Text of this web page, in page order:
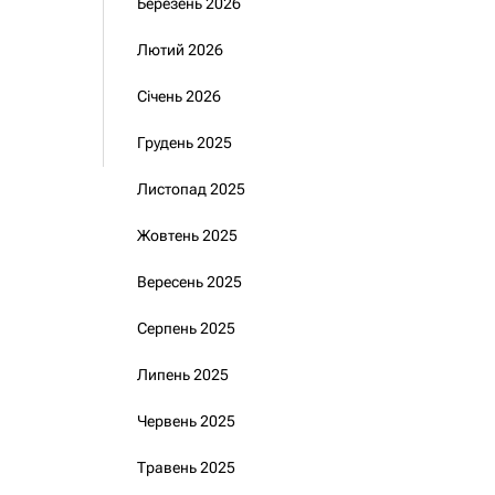
Лютий 2026
Січень 2026
Грудень 2025
Листопад 2025
Жовтень 2025
Вересень 2025
Серпень 2025
Липень 2025
Червень 2025
Травень 2025